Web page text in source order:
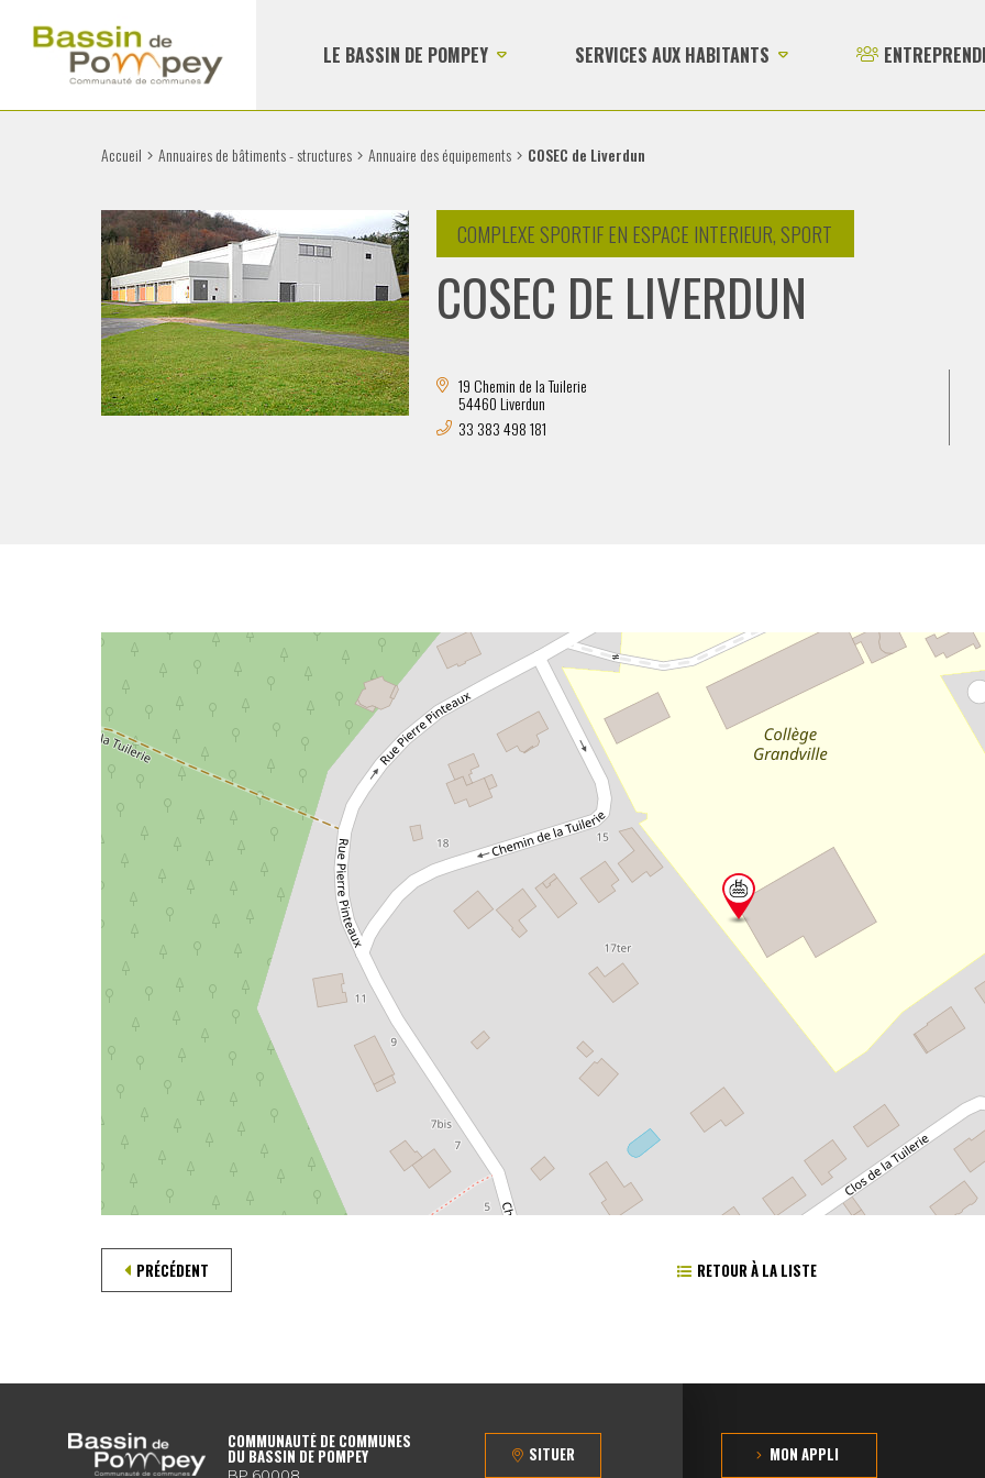
LE BASSIN DE POMPEY SERVICES AUX HABITANTS
Accueil Annuaires de bâtiments - structures Annuaire des équipements COSEC de Liverdun
COMPLEXE SPORTIF EN ESPACE INTERIEUR, SPORT
COSEC DE LIVERDUN
19 Chemin de la Tuilerie
54460 Liverdun
33 383 498 181
PRÉCÉDENT RETOUR À LA LISTE
COMMUNAUTÉ DE COMMUNES
DU BASSIN DE POMPEY
BP 60008
SITUER MON APPLI